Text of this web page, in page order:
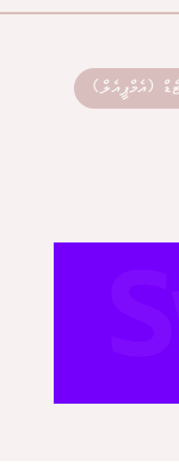
(އެމްޕީއެލް)